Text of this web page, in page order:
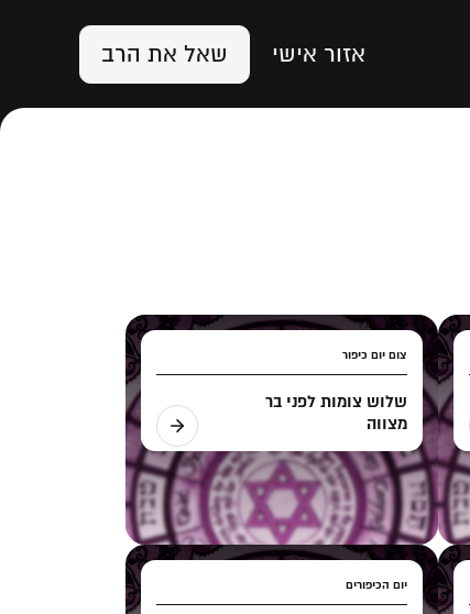
אזור אישי שאל את הרב
צום יום כיפור
שלוש צומות לפני בר
מצווה
יום הכיפורים